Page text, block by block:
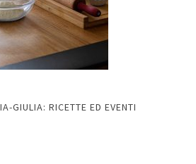
GIULIA: RICETTE ED EVENTI